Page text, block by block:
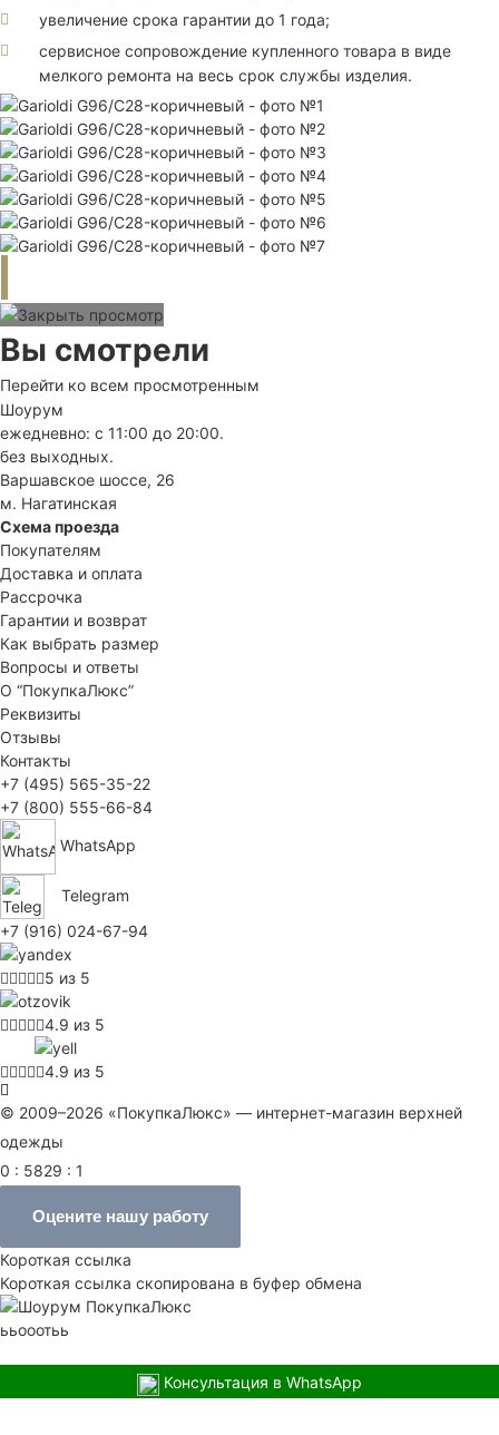
увеличение срока гарантии до 1 года;
сервисное сопровождение купленного товара в виде
мелкого ремонта на весь срок службы изделия.
Вы смотрели
Перейти ко всем просмотренным
Шоурум
ежедневно: с 11:00 до 20:00.
без выходных.
Варшавское шоссе, 26
м. Нагатинская
Схема проезда
Покупателям
Доставка и оплата
Рассрочка
Гарантии и возврат
Как выбрать размер
Вопросы и ответы
О “ПокупкаЛюкс”
Реквизиты
Отзывы
Контакты
+7 (495) 565-35-22
+7 (800) 555-66-84
WhatsApp
Telegram
+7 (916) 024-67-94
5 из 5
4.9 из 5
4.9 из 5
© 2009–2026 «ПокупкаЛюкс» — интернет-магазин верхней
одежды
0 : 5829 : 1
Оцените нашу работу
Короткая ссылка
Короткая ссылка скопирована в буфер обмена
ььооотьь
Консультация в WhatsApp